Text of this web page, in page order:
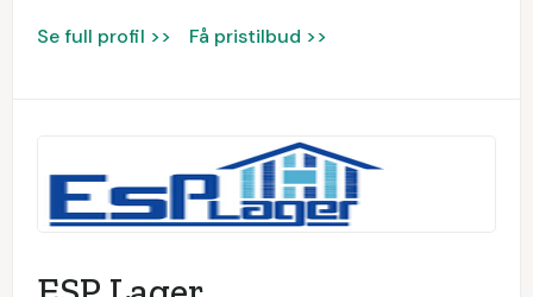
Se full profil >> Få pristilbud >>